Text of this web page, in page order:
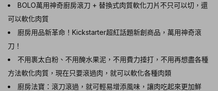
BOLO萬用神奇廚房滾刀 + 替換式肉質軟化刀片不只可以切，還
可以軟化肉質
廚房用品新革命！Kickstarter超紅話題新創商品，萬用神奇滾
刀！
不用裹太白粉、不用醃水果泥，不用費力捶打，不用再想盡各種
方法軟化肉質，現在只要滾過肉，就可以軟化各種肉類
廚房法寶：滾刀滾過，就可輕易增添風味，讓肉吃起來更加鮮